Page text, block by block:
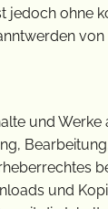
jedoch ohne
und
und